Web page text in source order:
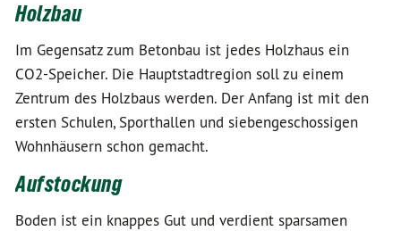
Holzbau
Im Gegensatz zum Betonbau ist jedes Holzhaus ein
CO2-Speicher. Die Hauptstadtregion soll zu einem
Zentrum des Holzbaus werden. Der Anfang ist mit den
ersten Schulen, Sporthallen und siebengeschossigen
Wohnhäusern schon gemacht.
Aufstockung
Boden ist ein knappes Gut und verdient sparsamen